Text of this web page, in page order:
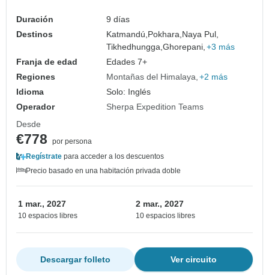
Duración
9 días
Destinos
Katmandú, Pokhara, Naya Pul,
Tikhedhungga,Ghorepani, +3 más
Franja de edad
Edades 7+
Regiones
Montañas del Himalaya +2 más
Idioma
Solo: Inglés
Operador
Sherpa Expedition Teams
Desde
€778
por persona
Regístrate para acceder a los descuentos
Precio basado en una habitación privada doble
1 mar., 2027
10 espacios libres
2 mar., 2027
10 espacios libres
Ver circuito
Descargar folleto